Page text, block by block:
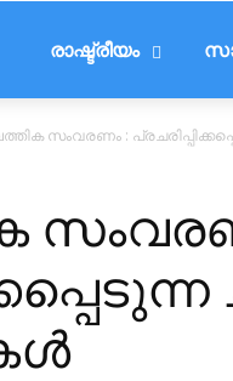
രാഷ്ട്രീയം
സംവരണം :